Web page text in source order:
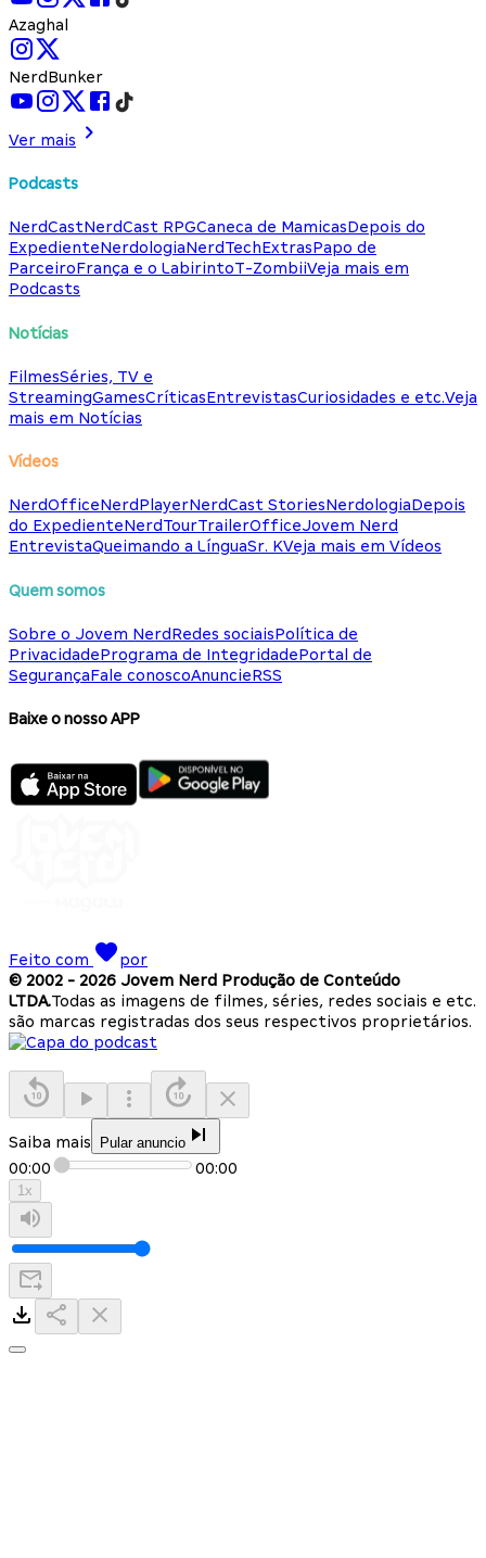
Azaghal
NerdBunker
Ver mais
Podcasts
NerdCastNerdCast RPGCaneca de MamicasDepois do
ExpedienteNerdologiaNerdTechExtrasPapo de
ParceiroFrança e o LabirintoT-ZombiiVeja mais em
Podcasts
Notícias
FilmesSéries, TV e
StreamingGamesCríticasEntrevistasCuriosidades e etc.Veja
mais em Notícias
Vídeos
NerdOfficeNerdPlayerNerdCast StoriesNerdologiaDepois
do ExpedienteNerdTourTrailerOfficeJovem Nerd
EntrevistaQueimando a LínguaSr. KVeja mais em Vídeos
Quem somos
Sobre o Jovem NerdRedes sociaisPolítica de
PrivacidadePrograma de IntegridadePortal de
SegurançaFale conoscoAnuncieRSS
Baixe o nosso APP
Feito com
por
© 2002 - 2026 Jovem Nerd Produção de Conteúdo
LTDA.Todas as imagens de filmes, séries, redes sociais e etc.
são marcas registradas dos seus respectivos proprietários.
Saiba mais Pular anuncio
00:00 00:00
1x